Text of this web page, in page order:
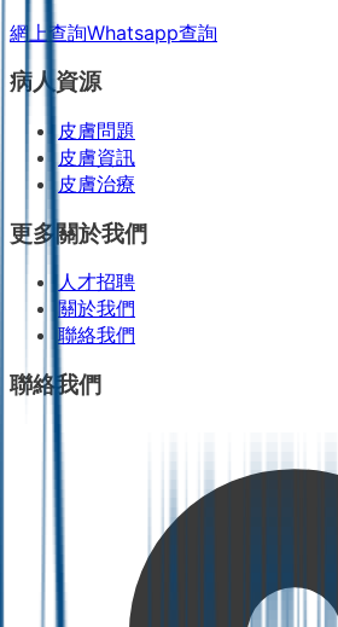
網上查詢Whatsapp查詢
病人資源
皮膚問題
皮膚資訊
皮膚治療
更多關於我們
人才招聘
關於我們
聯絡我們
聯絡我們